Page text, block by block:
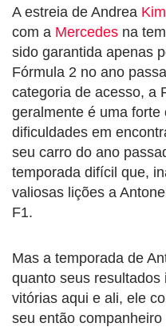
A estreia de Andrea
com a Mercedes na
sido garantida apenas
Fórmula 2 no ano
categoria de acesso, a
geralmente é uma
dificuldades em
seu carro do ano
temporada difícil que,
valiosas lições a
F1.
Mas a temporada de
quanto seus
vitórias aqui e ali, ele
seu então